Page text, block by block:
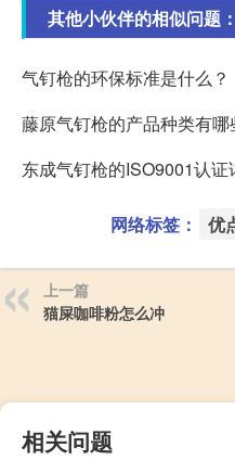
其他小伙伴的相似问题：
气钉枪的环保标准是什么？
藤原气钉枪的产品种类有哪
东成气钉枪的ISO9001认证
网络标签： 优
上一篇
猫屎咖啡粉怎么冲
相关问题